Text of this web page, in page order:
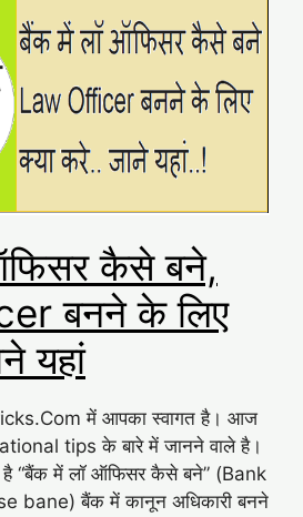
कैसे बने,
बनने के लिए
यहां
में आपका स्वागत है। आज
tips के बारे में जानने वाले है।
है “बैंक में लॉ ऑफिसर कैसे बने” (Bank
bane) बैंक में कानून अधिकारी बनने